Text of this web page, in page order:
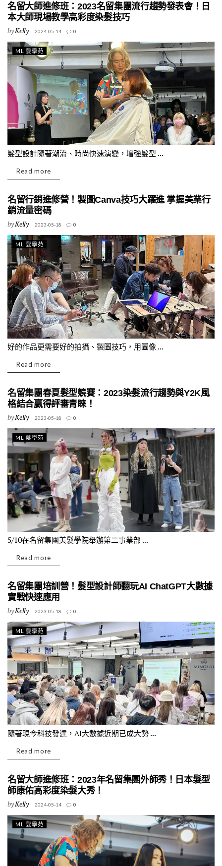
名留大師進修班：2023名留集團流行趨勢發表會！日
本大師現場教學高彩度染髮技巧
byKelly 2024-05-14 0
ML 髮學苑
髮型設計隨著潮流、時尚快速演變，增強髮型 ...
Read more
名留行銷進修營！製圖Canva技巧大躍進 掌握美業行
銷流量密碼
byKelly 2023-05-18 0
ML 髮學苑
好的作品更需要好的拍攝、製圖技巧，用圖像 ...
Read more
名留集團春夏髮型競賽：2023染髮流行趨勢與Y2K風
格結合贏得評審青睞！
byKelly 2023-05-18 0
ML 髮學苑
5/10在名留集團美髮學院舉辦第二事業部 ...
Read more
名留集團培訓營！髮型設計師翻玩AI ChatGPT大數據
實戰快速應用
byKelly 2023-05-18 0
ML 髮學苑
隨著現今科技發達，AI大數據近期已成大勢 ...
Read more
名留大師進修班：2023年名留集團外師秀！日本髮型
師康佑高彩度染髮大秀！
byKelly 2024-05-14 0
ML 髮學苑